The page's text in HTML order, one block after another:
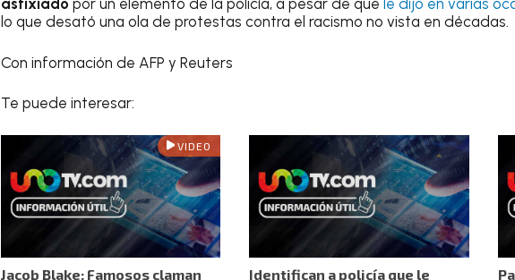
asfixiado por un elemento de la policía, a pesar de que le dijo en varias
lo que desató una ola de protestas contra el racismo no vista en décadas.
Con información de AFP y Reuters
Te puede interesar:
VIDEO
Jacob Blake: Famosos claman Identifican a policía que le